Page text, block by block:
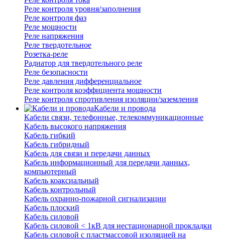
Реле контроля уровня/заполнения
Реле контроля фаз
Реле мощности
Реле напряжения
Реле твердотельное
Розетка-реле
Радиатор для твердотельного реле
Реле безопасности
Реле давления дифференциальное
Реле контроля коэффициента мощности
Реле контроля спротивления изоляции/заземления
Кабели и провода
Кабели связи, телефонные, телекоммуникационные
Кабель высокого напряжения
Кабель гибкий
Кабель гибридный
Кабель для связи и передачи данных
Кабель информационный для передачи данных,
компьютерный
Кабель коаксиальный
Кабель контрольный
Кабель охранно-пожарной сигнализации
Кабель плоский
Кабель силовой
Кабель силовой < 1кВ для нестационарной прокладки
Кабель силовой с пластмассовой изоляцией на